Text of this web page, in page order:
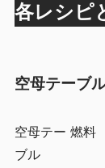
各レシピ
空母テーブ
空母テー
ブル
燃料